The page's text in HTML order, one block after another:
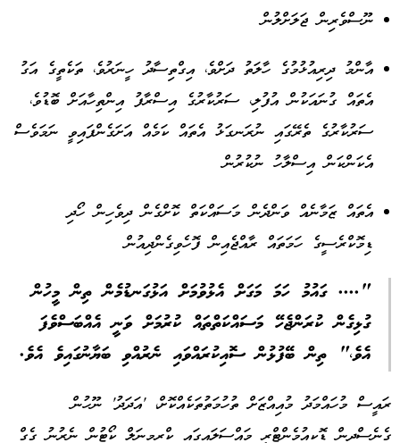
ނޫސްވެރިން ޖަލަށްލުން
އާންމު ދިރިއުޅުމުގެ ހާލަތު ދަށްވެ، އިގްތިސާދު ހީނަރުވެ، ތަކެތީގެ އަގު
އެތައް ގުނައަކުން އުފުލި، ސަރުކާރުގެ އިސްރާފު އިންތިހާއަށް ބޮޑުވެ،
ސަރުކާރުގެ ތެރޭގައި ނުރަނގަޅު އެތައް ކަމެއް އަށަގެންފައިވީ ނަމަވެސް
އެކަންކަން އިސްލާހު ނުކުރުން
އެތައް ޒަމާނެއް ވަންދެން މަސައްކަތް ކޮށްގެން ދިވެހިން ހޯދި
ޑިމޮކްރެސީގެ ހަމަތައް ރާއްޖެއިން ފޮހެވިގެންދިއުން
".... ގައުމު ހަމަ މަގަށް އެޅުވުމަށް އަޅުގަނޑުމެން ތިން މީހުން
ގުޅިގެން ކުރަންޖެހޭ މަސައްކަތްތައް ކުރުމަށް ވަނީ އެއްބަސްވެފަ
އެވެ،" ތިން ބޭފުޅުން ސޮއިކުރައްވައި ނެރުއްވި ބަޔާނުގައިވެ އެވެ.
ރައީސް މުހައްމަދު މުއިއްޒަށް ތުހުމަތުތަކެއްކޮށް، 'އަދަދު' ނޫހުން
ގެނެސްދިން ޑޮކިއުމެންޓްރީ މައްސަލައިގައި ކްރިމިނަލް ކޯޓުން ނެރުނު ގެގް